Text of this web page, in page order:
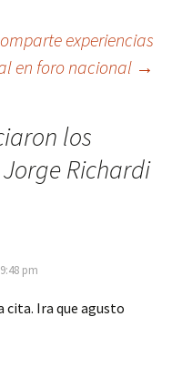
experiencias
en foro nacional →
los
Richardi
pm
cita. Ira que agusto